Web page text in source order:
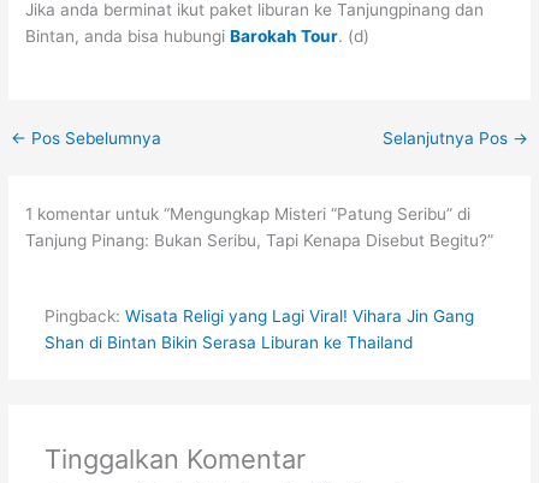
Jika anda berminat ikut paket liburan ke Tanjungpinang dan
Bintan, anda bisa hubungiBarokah Tour. (d)
← Pos Sebelumnya Selanjutnya Pos →
1 komentar untuk “Mengungkap Misteri “Patung Seribu” di
Tanjung Pinang: Bukan Seribu, Tapi Kenapa Disebut Begitu?”
Pingback: Wisata Religi yang Lagi Viral! Vihara Jin Gang
Shan di Bintan Bikin Serasa Liburan ke Thailand
Tinggalkan Komentar